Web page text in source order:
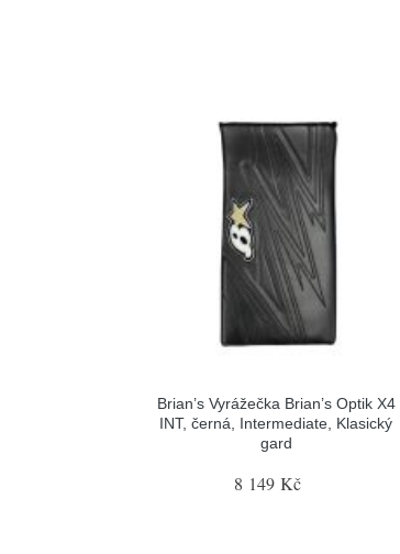
Brian’s Vyrážečka Brian’s Optik X4
INT, černá, Intermediate, Klasický
gard
8 149 Kč